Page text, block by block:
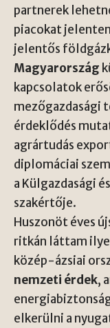
partnerek
piacokat
jelentős
Magyarország
kapcsolatok
mezőgazdasági
érdeklődés
agrártudás
diplomáciai
a Külgazdasági
szakértője.
Huszonöt éves
ritkán láttam
közép-ázsiai
nemzeti érdek,
elkerülni a